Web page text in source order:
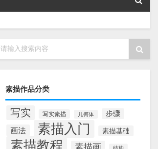
请输入搜索内容
素描作品分类
写实 写实素描 几何体 步骤
画法 素描入门 素描基础
素描教程 素描画